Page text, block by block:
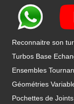
Reconnaitre son
Turbos Base
Ensembles
Géométries
Pochettes de Joints